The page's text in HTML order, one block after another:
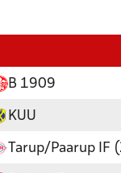
B 1909
KUU
Tarup/Paarup IF